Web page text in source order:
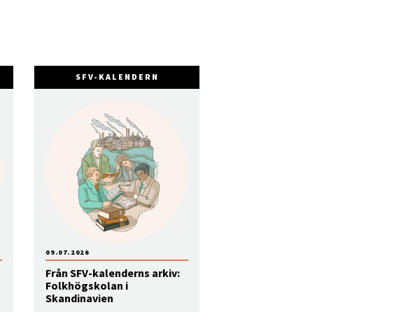
SFV-KALENDERN
Från SFV-kalenderns arkiv:
Folkhögskolan i
Skandinavien
09.07.2026